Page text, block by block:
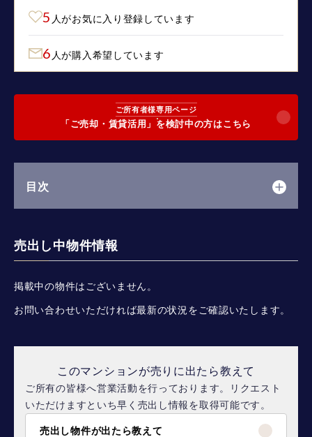
5 人がお気に入り登録しています
6 人が購入希望しています
ご所有者様専用ページ
「ご売却・賃貸活用」を検討中の方はこちら
目次
売出し中物件情報
掲載中の物件はございません。
お問い合わせいただければ最新の状況をご確認いたします。
このマンションが売りに出たら教えて
ご所有の皆様へ営業活動を行っております。リクエスト
いただけますといち早く売出し情報を取得可能です。
売出し物件が出たら教えて